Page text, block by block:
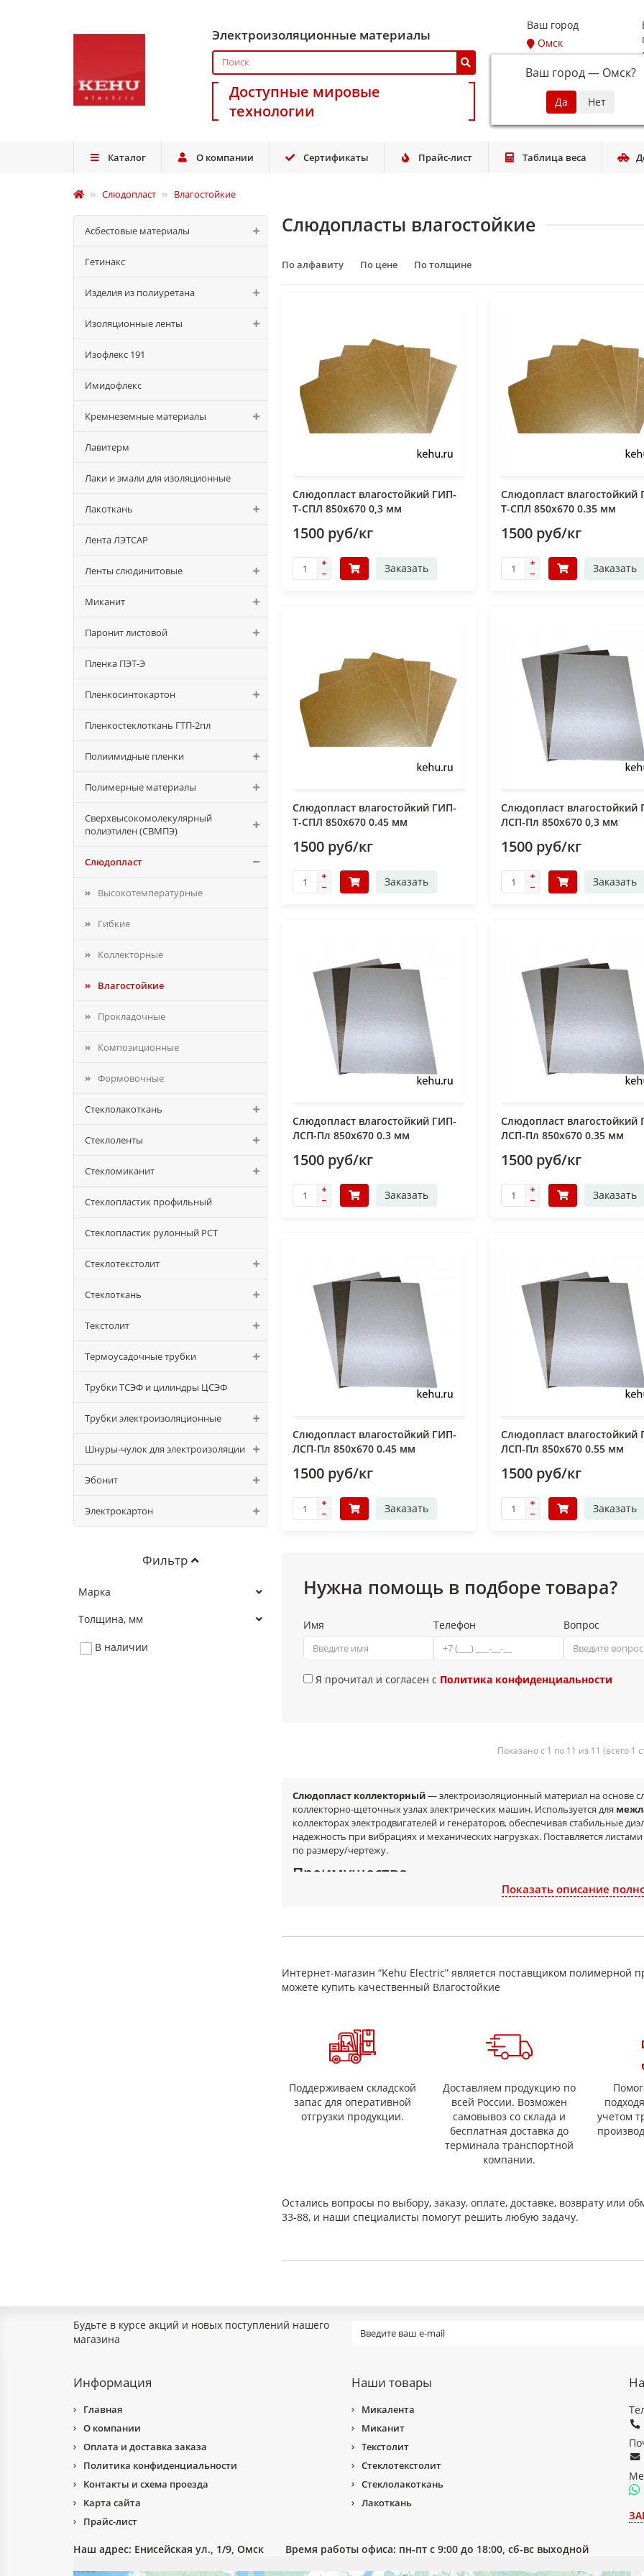
Электроизоляционные материалы
Доступные мировые
технологии
Ваш город
Омск
Ваш город — Омск?
Каталог О компании Сертификаты Прайс-лист Таблица веса
Слюдопласт Влагостойкие
Асбестовые материалы
Гетинакс
Изделия из полиуретана
Изоляционные ленты
Изофлекс 191
Имидофлекс
Кремнеземные материалы
Лавитерм
Лаки и эмали для изоляционные
Лакоткань
Лента ЛЭТСАР
Ленты слюдинитовые
Миканит
Паронит листовой
Пленка ПЭТ-Э
Пленкосинтокартон
Пленкостеклоткань ГТП-2пл
Полиимидные пленки
Полимерные материалы
Сверхвысокомолекулярный
полиэтилен (СВМПЭ)
Слюдопласт
Высокотемпературные
Гибкие
Коллекторные
Влагостойкие
Прокладочные
Композиционные
Формовочные
Стеклолакоткань
Стеклоленты
Стекломиканит
Стеклопластик профильный
Стеклопластик рулонный РСТ
Стеклотекстолит
Стеклоткань
Текстолит
Термоусадочные трубки
Трубки ТСЭФ и цилиндры ЦСЭФ
Трубки электроизоляционные
Шнуры-чулок для электроизоляции
Эбонит
Электрокартон
Фильтр
Марка
Толщина, мм
В наличии
Слюдопласты влагостойкие
По алфавиту По цене По толщине
Слюдопласт влагостойкий ГИП-
Т-СПЛ 850x670 0,3 мм
1500 руб/кг
Заказать
Слюдопласт влагостойкий
Т-СПЛ 850x670 0.35 мм
1500 руб/кг
Заказать
Слюдопласт влагостойкий ГИП-
Т-СПЛ 850x670 0.45 мм
1500 руб/кг
Заказать
Слюдопласт влагостойкий
ЛСП-Пл 850x670 0,3 мм
1500 руб/кг
Заказать
Слюдопласт влагостойкий ГИП-
ЛСП-Пл 850x670 0.3 мм
1500 руб/кг
Заказать
Слюдопласт влагостойкий
ЛСП-Пл 850x670 0.35 мм
1500 руб/кг
Заказать
Слюдопласт влагостойкий ГИП-
ЛСП-Пл 850x670 0.45 мм
1500 руб/кг
Заказать
Слюдопласт влагостойкий
ЛСП-Пл 850x670 0.55 мм
1500 руб/кг
Заказать
Нужна помощь в подборе товара?
Имя Телефон Вопрос
Я прочитал и согласен с Политика конфиденциальности
Показано с 1 по 11 из 11 (всего 1
Слюдопласт коллекторный— электроизоляционный материал на основе
коллекторно-щеточных узлах электрических машин. Используется для
коллекторах электродвигателей и генераторов, обеспечивая стабильные
надежность при вибрациях и механических нагрузках. Поставляется
по размеру/чертежу.
Преимущества
высокая электрическая прочность и надежная изоляция
удобство обработки и точная подгонка размеров
Применение
коллекторы электродвигателей и генераторов
Показать описание
Интернет-магазин “Kehu Electric” является поставщиком полимерной
можете купить качественный Влагостойкие
Поддерживаем складской
запас для оперативной
отгрузки продукции.
Доставляем продукцию по
всей России. Возможен
самовывоз со склада и
бесплатная доставка до
терминала транспортной
компании.
учетом
Остались вопросы по выбору, заказу, оплате, доставке, возврату или
33-88, и наши специалисты помогут решить любую задачу.
Будьте в курсе акций и новых поступлений нашего
магазина
Информация
Главная
О компании
Оплата и доставка заказа
Политика конфиденциальности
Контакты и схема проезда
Карта сайта
Прайс-лист
Наши товары
Микалента
Миканит
Текстолит
Стеклотекстолит
Стеклолакоткань
Лакоткань
Наш адрес: Енисейская ул., 1/9, Омск Время работы офиса: пн-пт с 9:00 до 18:00, сб-вс выходной